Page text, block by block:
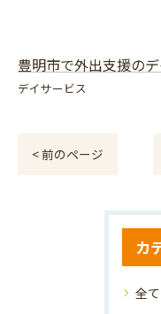
豊明市で外出支援の
デイサービス
< 前のページ
カ
全